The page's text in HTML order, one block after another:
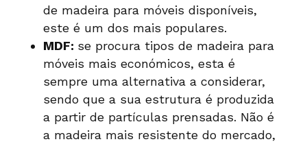
de madeira para móveis disponíveis,
este é um dos mais populares.
MDF: se procura tipos de madeira para
móveis mais económicos, esta é
sempre uma alternativa a considerar,
sendo que a sua estrutura é produzida
a partir de partículas prensadas. Não é
a madeira mais resistente do mercado,